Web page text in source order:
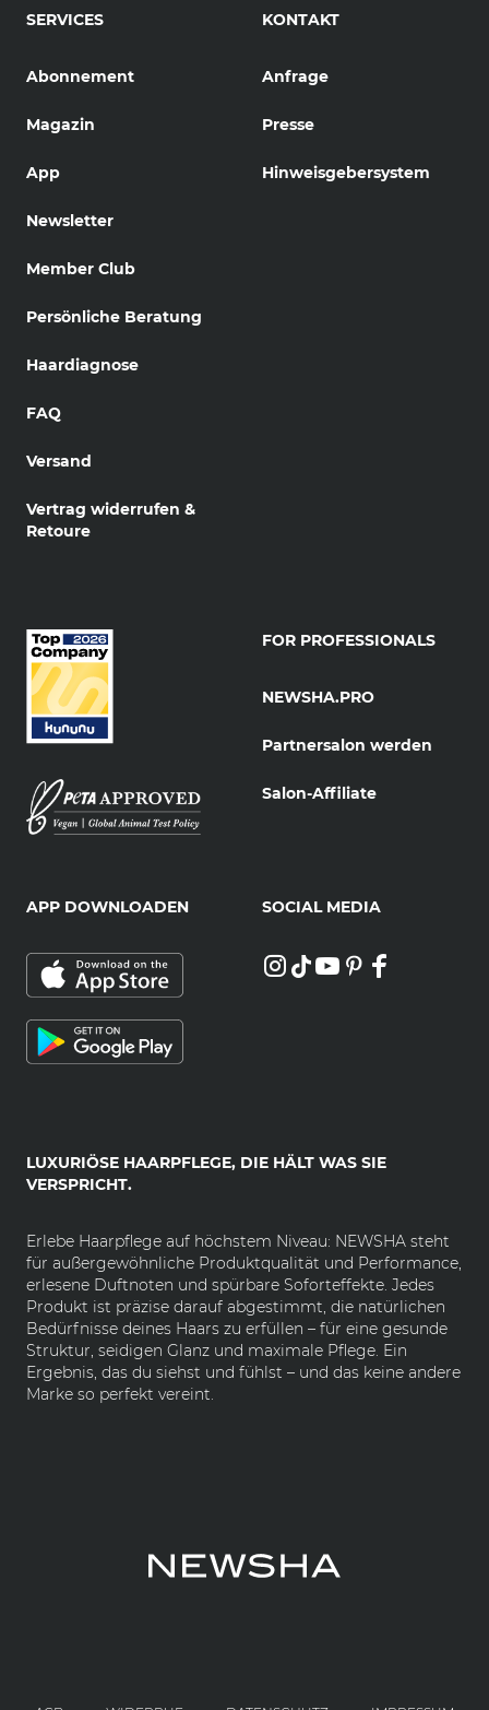
SERVICES
Abonnement
Magazin
App
Newsletter
Member Club
Persönliche Beratung
Haardiagnose
FAQ
Versand
Vertrag widerrufen &
Retoure
KONTAKT
Anfrage
Presse
Hinweisgebersystem
LUXURIÖSE HAARPFLEGE, DIE HÄLT WAS SIE
VERSPRICHT.
Erlebe Haarpflege auf höchstem Niveau: NEWSHA steht
für außergewöhnliche Produktqualität und Performance,
erlesene Duftnoten und spürbare Soforteffekte. Jedes
Produkt ist präzise darauf abgestimmt, die natürlichen
Bedürfnisse deines Haars zu erfüllen – für eine gesunde
Struktur, seidigen Glanz und maximale Pflege. Ein
Ergebnis, das du siehst und fühlst – und das keine andere
Marke so perfekt vereint.
FOR PROFESSIONALS
NEWSHA.PRO
Partnersalon werden
Salon-Affiliate
APP DOWNLOADEN SOCIAL MEDIA